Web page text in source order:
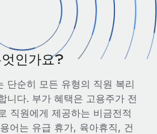
세계로 사업을 확장
딩 및 관리
알아보기
채용 업무를 간소화
션 비교
기
구
스크 확인
통화 옵션과 지급 소요 시간 확인
로그인
인가요?
단순히 모든 유형의 직원 복리
니다. 부가 혜택은 고용주가 전
직원에게 제공하는 비금전적
어는 유급 휴가, 육아휴직, 건